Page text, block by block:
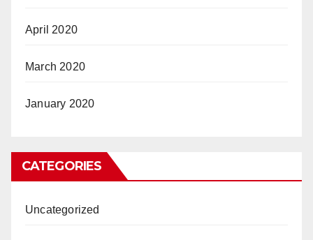
April 2020
March 2020
January 2020
CATEGORIES
Uncategorized